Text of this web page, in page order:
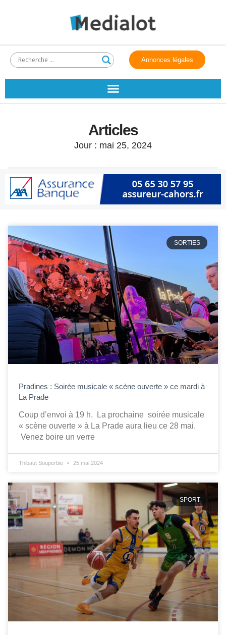
Annonces légales
Articles
Jour : mai 25, 2024
SORTIES
Pradines : Soirée musicale « scène ouverte » ce mardi à
La Prade
Coup d’envoi à 19 h. La prochaine soirée musicale
« scène ouverte » à La Prade aura lieu ce 28 mai.
Venez boire un verre
Thibaut Souperbie 25 mai 2024
SPORT